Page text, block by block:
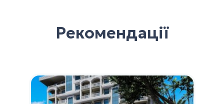
Рекомендації